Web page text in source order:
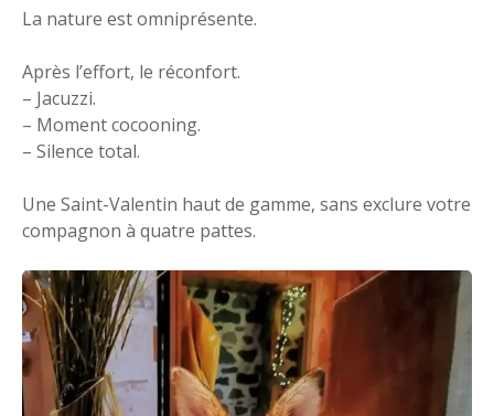
La nature est omniprésente.
Après l’effort, le réconfort.
– Jacuzzi.
– Moment cocooning.
– Silence total.
Une Saint-Valentin haut de gamme, sans exclure votre
compagnon à quatre pattes.